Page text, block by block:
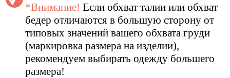
*Внимание! Если обхват талии или обхват
бедер отличаются в большую сторону от
типовых значений вашего обхвата груди
(маркировка размера на изделии),
рекомендуем выбирать одежду большего
размера!